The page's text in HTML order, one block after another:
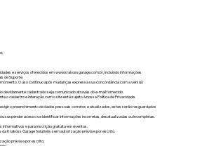
e serviços oferecidos emwww.krakossgarage.com.br, incluindo informações
de Suporte.
O uso contínuo após mudanças expressa sua concordância com a versão
devidamente cadastrado seja comunicado através do e-mail fornecido.
o cadastro e interação com o site está sujeito à nossa Política de Privacidade.
o preenchimento de dados pessoais corretos e atualizados, estes serão resguardados
suspender acesso se identificar informações incorretas, desatualizadas ou incompletas.
informativos e para inscrição gratuita em eventos.
da Krakoss Garage Solutions sem autorização prévia e por escrito.
prévia e por escrito;